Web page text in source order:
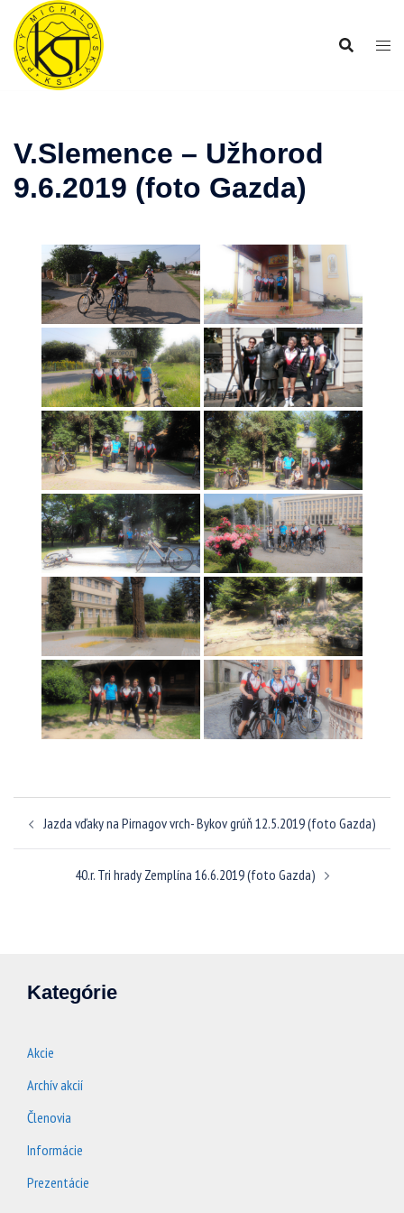
Preskočiť
obsah
V.Slemence – Užhorod
9.6.2019 (foto Gazda)
článkami
Jazda vďaky na Pirnagov vrch- Bykov grúň 12.5.2019 (foto Gazda)
40.r. Tri hrady Zemplína 16.6.2019 (foto Gazda)
Kategórie
Akcie
Archív akcií
Členovia
Informácie
Prezentácie